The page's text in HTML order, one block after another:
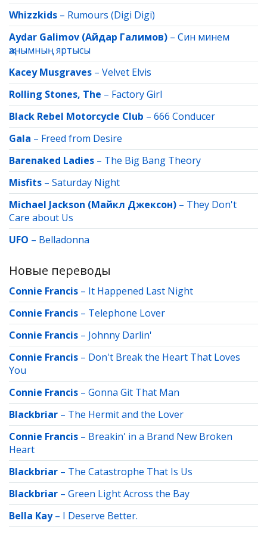
Whizzkids – Rumours (Digi Digi)
Aydar Galimov (Айдар Галимов) – Син минем
җанымның яртысы
Kacey Musgraves – Velvet Elvis
Rolling Stones, The – Factory Girl
Black Rebel Motorcycle Club – 666 Conducer
Gala – Freed from Desire
Barenaked Ladies – The Big Bang Theory
Misfits – Saturday Night
Michael Jackson (Майкл Джексон) – They Don't
Care about Us
UFO – Belladonna
Новые переводы
Connie Francis – It Happened Last Night
Connie Francis – Telephone Lover
Connie Francis – Johnny Darlin'
Connie Francis – Don't Break the Heart That Loves
You
Connie Francis – Gonna Git That Man
Blackbriar – The Hermit and the Lover
Connie Francis – Breakin' in a Brand New Broken
Heart
Blackbriar – The Catastrophe That Is Us
Blackbriar – Green Light Across the Bay
Bella Kay– I Deserve Better.